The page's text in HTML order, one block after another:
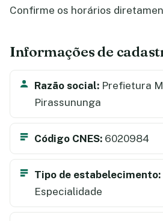
Confirme os horários
Informações de
Razão social: Prefietura
Pirassununga
Código CNES: 6020984
Tipo de estabelecimento:
Especialidade